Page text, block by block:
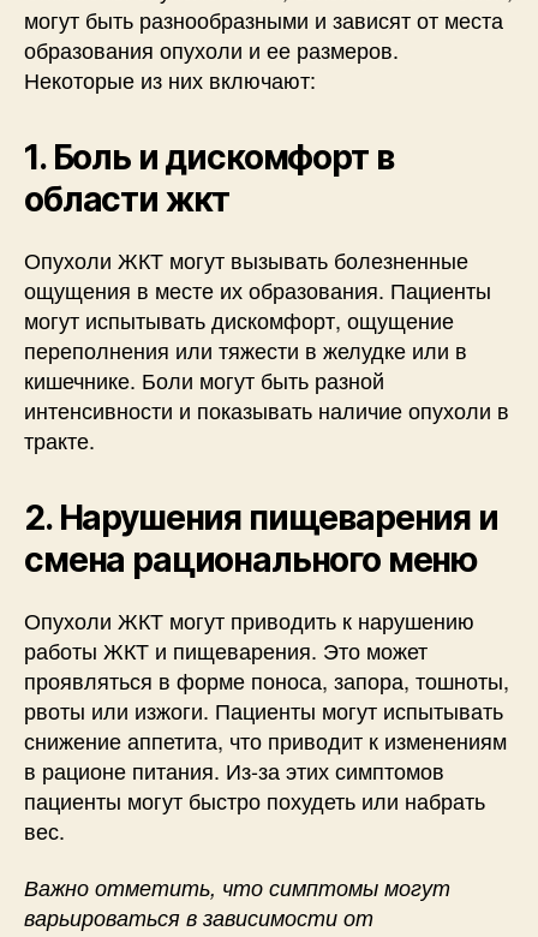
могут быть разнообразными и зависят от места
образования опухоли и ее размеров.
Некоторые из них включают:
1. Боль и дискомфорт в
области жкт
Опухоли ЖКТ могут вызывать болезненные
ощущения в месте их образования. Пациенты
могут испытывать дискомфорт, ощущение
переполнения или тяжести в желудке или в
кишечнике. Боли могут быть разной
интенсивности и показывать наличие опухоли в
тракте.
2. Нарушения пищеварения и
смена рационального меню
Опухоли ЖКТ могут приводить к нарушению
работы ЖКТ и пищеварения. Это может
проявляться в форме поноса, запора, тошноты,
рвоты или изжоги. Пациенты могут испытывать
снижение аппетита, что приводит к изменениям
в рационе питания. Из-за этих симптомов
пациенты могут быстро похудеть или набрать
вес.
Важно отметить, что симптомы могут
варьироваться в зависимости от